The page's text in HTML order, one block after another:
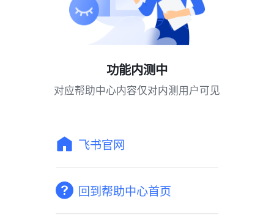
功能内测中
对应帮助中心内容仅对内测用户可见
飞书官网
回到帮助中心首页